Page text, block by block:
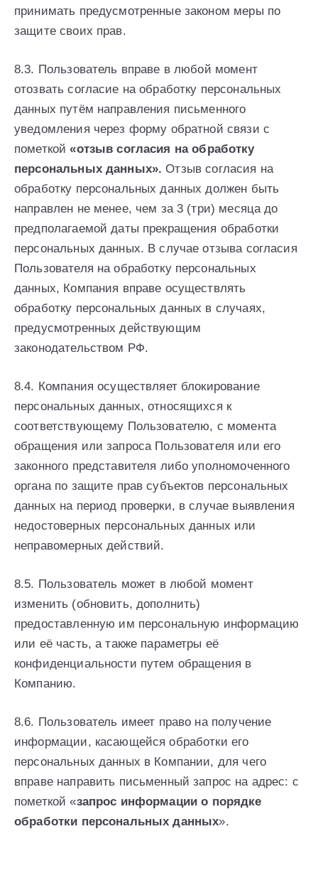
принимать предусмотренные законом меры по
защите своих прав.
8.3. Пользователь вправе в любой момент
отозвать согласие на обработку персональных
данных путём направления письменного
уведомления через форму обратной связи с
пометкой«отзыв согласия на обработку
персональных данных».Отзыв согласия на
обработку персональных данных должен быть
направлен не менее, чем за 3 (три) месяца до
предполагаемой даты прекращения обработки
персональных данных. В случае отзыва согласия
Пользователя на обработку персональных
данных, Компания вправе осуществлять
обработку персональных данных в случаях,
предусмотренных действующим
законодательством РФ.
8.4. Компания осуществляет блокирование
персональных данных, относящихся к
соответствующему Пользователю, с момента
обращения или запроса Пользователя или его
законного представителя либо уполномоченного
органа по защите прав субъектов персональных
данных на период проверки, в случае выявления
недостоверных персональных данных или
неправомерных действий.
8.5. Пользователь может в любой момент
изменить (обновить, дополнить)
предоставленную им персональную информацию
или её часть, а также параметры её
конфиденциальности путем обращения в
Компанию.
8.6. Пользователь имеет право на получение
информации, касающейся обработки его
персональных данных в Компании, для чего
вправе направить письменный запрос на адрес: с
пометкой «запрос информации о порядке
обработки персональных данных».